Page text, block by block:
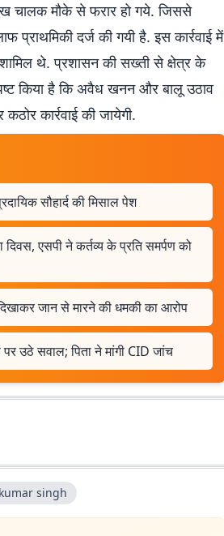
चालक मौके से फरार हो गये. जिससे
प्राथमिकी दर्ज की गयी है. इस कार्रवाई में
थे. प्रशासन की सख्ती से क्षेत्र के
किया है कि अवैध खनन और बालू उठाव
कार्रवाई की जायेगी.
सौहार्द की मिसाल पेश
एसपी ने कर्तव्य के प्रति समर्पण को
जान से मारने की धमकी का आरोप
पर उठे सवाल; पिता ने मांगी CID जांच
singh